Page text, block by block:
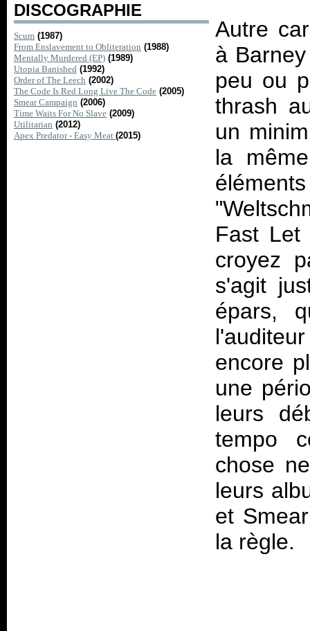
DISCOGRAPHIE
Scum (1987)
From Enslavement to Obliteration (1988)
Mentally Murdered (EP) (1989)
Utopia Banished (1992)
Order of The Leech (2002)
The Code Is Red Long Live The Code (2005)
Smear Campaign (2006)
Time Waits For No Slave (2009)
Utilitarian (2012)
Apex Predator - Easy Meat (2015)
Autre
à
peu ou
thrash
un
la
Fast Let
croyez
s'agit
épars,
encore
une
leurs
tempo
chose
leurs
et